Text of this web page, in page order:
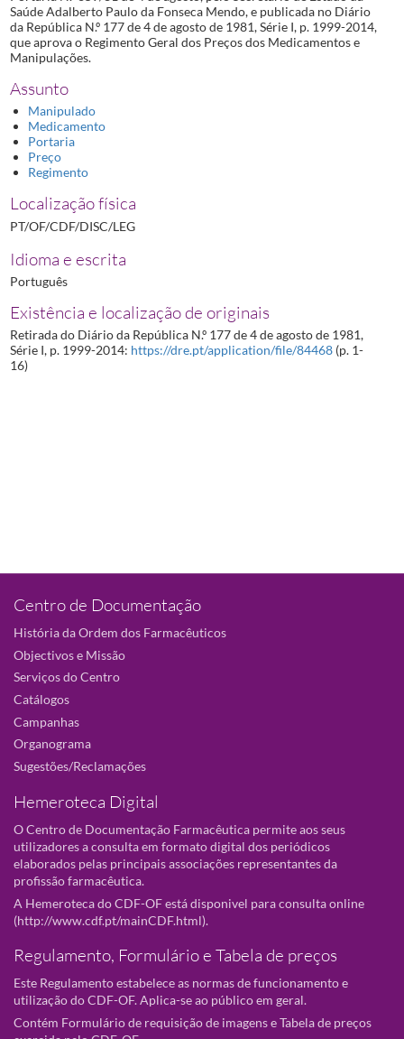
Saúde Adalberto Paulo da Fonseca Mendo, e publicada no Diário
da República N.º 177 de 4 de agosto de 1981, Série I, p. 1999-2014,
que aprova o Regimento Geral dos Preços dos Medicamentos e
Manipulações.
Assunto
Manipulado
Medicamento
Portaria
Preço
Regimento
Localização física
PT/OF/CDF/DISC/LEG
Idioma e escrita
Português
Existência e localização de originais
Retirada do Diário da República N.º 177 de 4 de agosto de 1981,
Série I, p. 1999-2014: https://dre.pt/application/file/84468(p. 1-
16)
Centro de Documentação
História da Ordem dos Farmacêuticos
Objectivos e Missão
Serviços do Centro
Catálogos
Campanhas
Organograma
Sugestões/Reclamações
Hemeroteca Digital
O Centro de Documentação Farmacêutica permite aos seus
utilizadores a consulta em formato digital dos periódicos
elaborados pelas principais associações representantes da
profissão farmacêutica.
A Hemeroteca do CDF-OF está disponivel para consulta online
(http://www.cdf.pt/mainCDF.html).
Regulamento, Formulário e Tabela de preços
Este Regulamento estabelece as normas de funcionamento e
utilização do CDF-OF. Aplica-se ao público em geral.
Contém Formulário de requisição de imagens e Tabela de preços